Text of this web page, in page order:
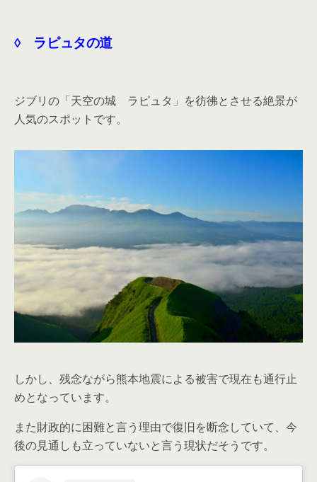
◊ ラピュタの道
ジブリの「天空の城 ラピュタ」を彷彿とさせる絶景が
人気のスポットです。
しかし、残念ながら熊本地震による被害で現在も通行止
めとなっています。
また財政的に困難と言う理由で復旧を断念していて、今
後の見通しも立っていないと言う現状だそうです。